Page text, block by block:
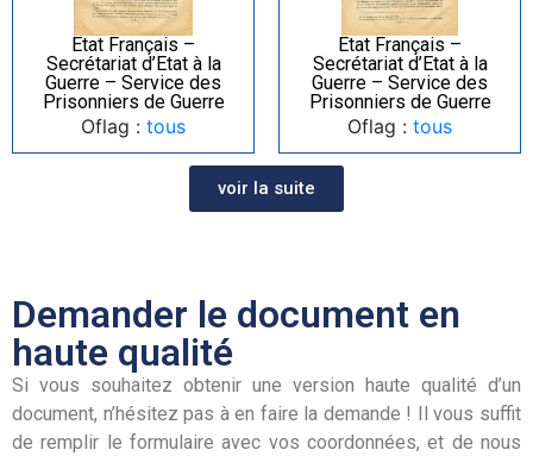
Etat Français –
Secrétariat d’Etat à la
Guerre – Service des
Prisonniers de Guerre
Oflag : tous
Etat Français –
Secrétariat d’Etat à la
Guerre – Service des
Prisonniers de Guerre
Oflag : tous
voir la suite
Demander le document en
haute qualité
Si vous souhaitez obtenir une version haute qualité d’un
document, n’hésitez pas à en faire la demande ! Il vous suffit
de remplir le formulaire avec vos coordonnées, et de nous